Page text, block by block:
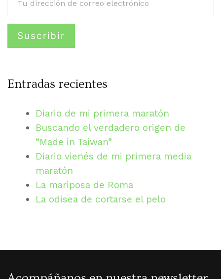
Entradas recientes
Diario de mi primera maratón
Buscando el verdadero origen de
“Made in Taiwan”
Diario vienés de mi primera media
maratón
La mariposa de Roma
La odisea de cortarse el pelo